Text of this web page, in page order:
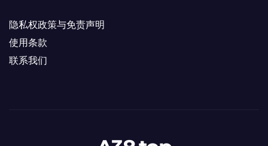
隐私权政策与免责声明
使用条款
联系我们